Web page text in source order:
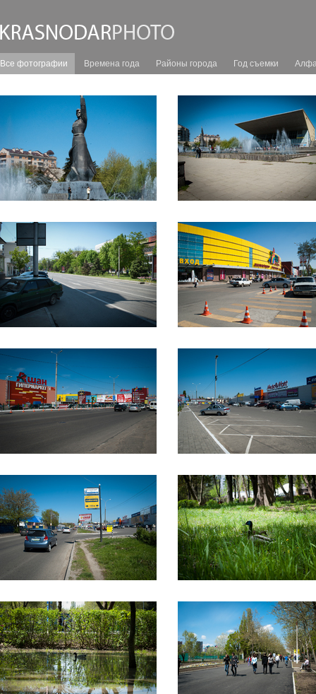
Все фотографии Времена года Районы города Год съемки